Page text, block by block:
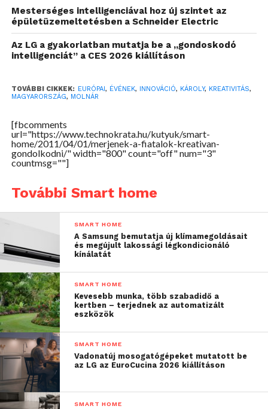
együttműködése is szóba került.
Molnár Károly elmondta, hogy a kormányzat a
magyar K+F célú ráfordítást a GDP 1,2%-ára kívánja
ösztönzik vonzó pályázati kiírásokkal arra, hogy a
gazdasági válság idején is erősítsék kutatás-
fejlesztésüket. Elengedhetetlen azonban a fiatalok
innovatív szellemének megőrzése, és a tudományos
utánpótlás biztosítása. Mindehhez a kultúra
szemléletformáló hatására is szükség van, amely az
meg az ifjúsággal.
Mesterséges intelligenciával hoz új szintet az
épületüzemeltetésben a Schneider Electric
Az LG a gyakorlatban mutatja be a „gondoskodó
intelligenciát” a CES 2026 kiállításon
TOVÁBBI CIKKEK: EURÓPAI , ÉVÉNEK, INNOVÁCIÓ, KÁROLY, KREATIVITÁS,
MAGYARORSZÁG, MOLNÁR
[fbcomments
url="https://www.technokrata.hu/kutyuk/smart-
home/2011/04/01/merjenek-a-fiatalok-kreativan-
gondolkodni/" width="800" count="off" num="3"
countmsg=""]
További Smart home
SMART HOME
A Samsung bemutatja új klímamegoldásait
és megújult lakossági légkondicionáló
kínálatát
SMART HOME
Kevesebb munka, több szabadidő a
kertben – terjednek az automatizált
eszközök
SMART HOME
Vadonatúj mosogatógépeket mutatott be
az LG az EuroCucina 2026 kiállításon
SMART HOME